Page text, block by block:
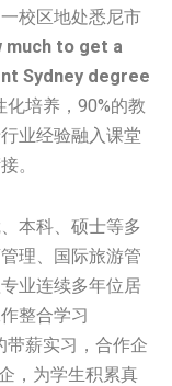
校区地处悉尼市
much to get a
Sydney degree
培养，90%的教
业经验融入课堂
。
本科、硕士等多
理、国际旅游管
业连续多年位居
整合学习
带薪实习，合作企
，为学生积累真